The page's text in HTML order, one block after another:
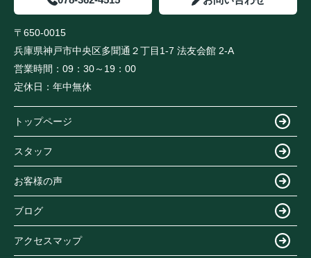
〒650-0015
兵庫県神戸市中央区多聞通２丁目1-7 法友会館 2-A
営業時間： 09：30～19：00
定休日： 年中無休
トップページ
スタッフ
お客様の声
ブログ
アクセスマップ